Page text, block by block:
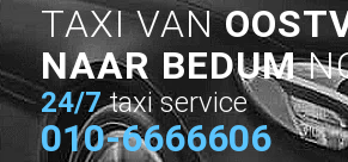
TAXI VAN
NAAR BEDUM
24/7 taxi service
010-6666606